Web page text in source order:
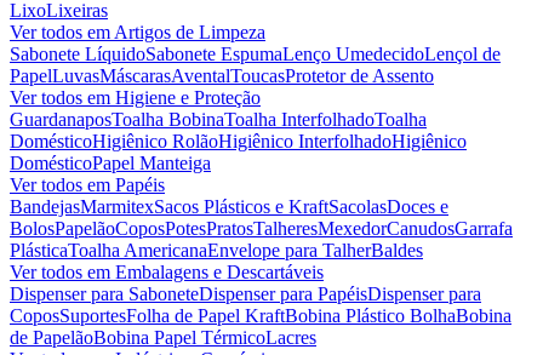
LixoLixeiras
Ver todos em Artigos de Limpeza
Sabonete LíquidoSabonete EspumaLenço UmedecidoLençol de
PapelLuvasMáscarasAventalToucasProtetor de Assento
Ver todos em Higiene e Proteção
GuardanaposToalha BobinaToalha InterfolhadoToalha
DomésticoHigiênico RolãoHigiênico InterfolhadoHigiênico
DomésticoPapel Manteiga
Ver todos em Papéis
BandejasMarmitexSacos Plásticos e KraftSacolasDoces e
BolosPapelãoCoposPotesPratosTalheresMexedorCanudosGarrafa
PlásticaToalha AmericanaEnvelope para TalherBaldes
Ver todos em Embalagens e Descartáveis
Dispenser para SaboneteDispenser para PapéisDispenser para
CoposSuportesFolha de Papel KraftBobina Plástico BolhaBobina
de PapelãoBobina Papel TérmicoLacres